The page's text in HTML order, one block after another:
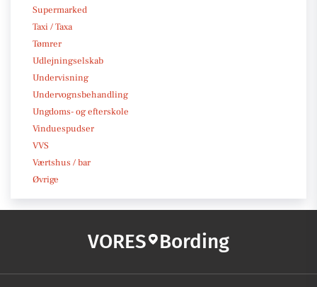
Supermarked
Taxi / Taxa
Tømrer
Udlejningselskab
Undervisning
Undervognsbehandling
Ungdoms- og efterskole
Vinduespudser
VVS
Værtshus / bar
Øvrige
VORES Bording